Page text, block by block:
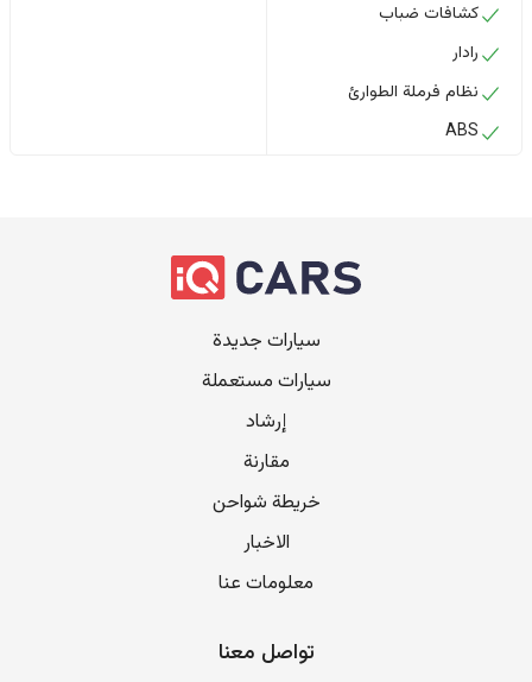
كشافات ضباب
رادار
نظام فرملة الطوارئ
ABS
سيارات جديدة
سيارات مستعملة
إرشاد
مقارنة
خريطة شواحن
الاخبار
معلومات عنا
تواصل معنا